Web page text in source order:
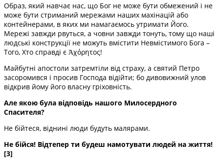
Образ, який навчає нас, що Бог не може бути обмежений і не
може бути стриманий мережами наших махінацій або
контейнерами, в яких ми намагаємось утримати Його.
Мережі завжди рвуться, а човни завжди тонуть, тому що наші
людські конструкції не можуть вмістити Невмістимого Бога –
Того, Хто справді є Ἀχόρητος!
Майбутні апостоли затремтіли від страху, а святий Петро
засоромився і просив Господа відійти; бо дивовижний улов
відкрив йому його власну гріховність.
Але якою була відповідь нашого Милосердного
Спасителя?
Не бійтеся, віднині люди будуть малярами.
Не бійся! Відтепер ти будеш намотувати людей на життя!
[3]